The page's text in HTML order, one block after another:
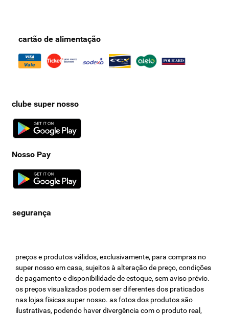
cartão de alimentação
clube super nosso
Nosso Pay
preços e produtos válidos, exclusivamente, para compras no
super nosso em casa, sujeitos à alteração de preço, condições
de pagamento e disponibilidade de estoque, sem aviso prévio.
os preços visualizados podem ser diferentes dos praticados
nas lojas físicas super nosso. as fotos dos produtos são
ilustrativas, podendo haver divergência com o produto real,